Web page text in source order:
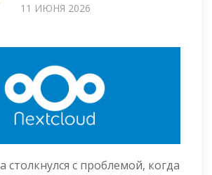
11 ИЮНЯ 2026
столкнулся с проблемой, когда